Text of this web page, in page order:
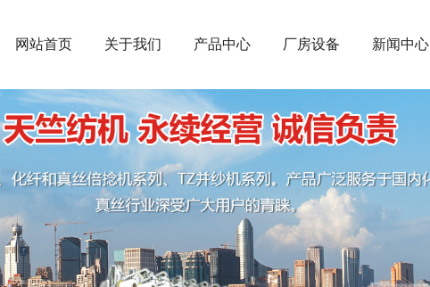
网站首页 关于我们 产品中心 厂房设备 新闻中心